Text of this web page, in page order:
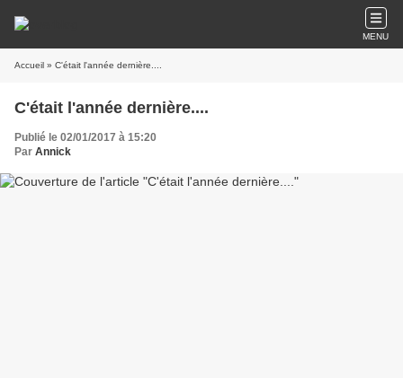
MENU
Accueil » C'était l'année dernière....
C'était l'année dernière....
Publié le 02/01/2017 à 15:20
Par Annick